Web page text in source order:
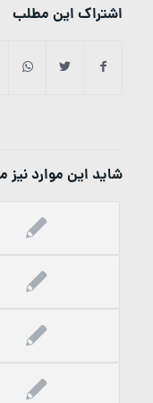
اشتراک این مطلب
شاید این موارد نیز